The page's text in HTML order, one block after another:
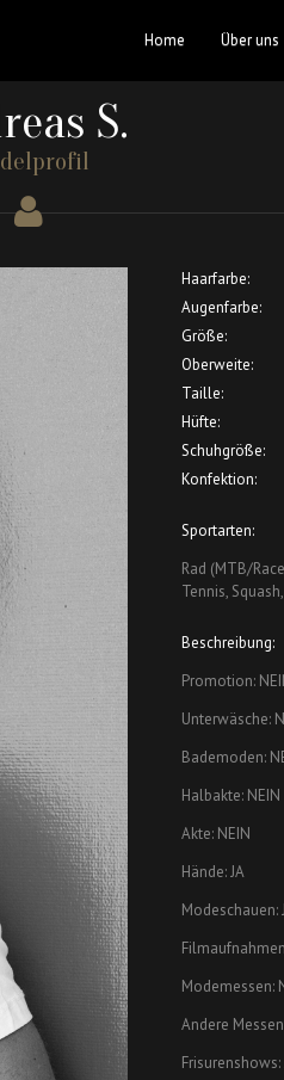
S.
Haarfarbe:
Augenfarbe:
Größe:
Oberweite:
Taille:
Hüfte:
Schuhgröße:
Konfektion:
Sportarten:
Rad (MTB/
Tennis,
Beschreibung:
Promotion:
Unterwäsche:
Bademoden:
Halbakte: NEIN
Akte: NEIN
Hände: JA
Modeschauen:
Modemessen:
Andere
Frisurenshows:
Home Über uns